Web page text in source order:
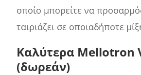
οποίο μπορείτε να
ταιριάζει σε οποιαδήποτε
Καλύτερα Mellotron
(δωρεάν)